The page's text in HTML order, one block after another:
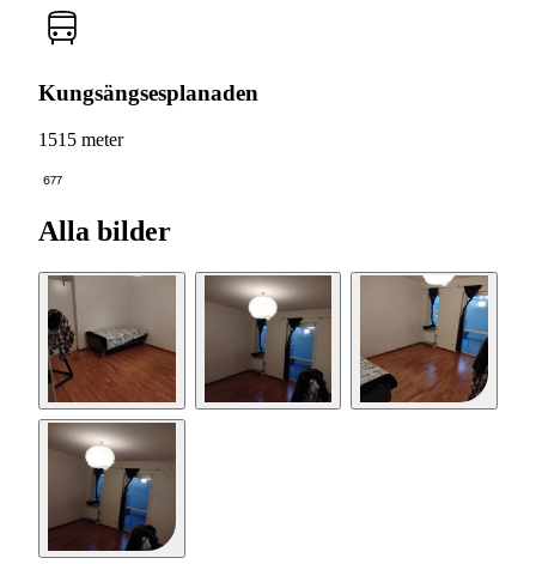
Kungsängsesplanaden
1515 meter
677
Alla bilder